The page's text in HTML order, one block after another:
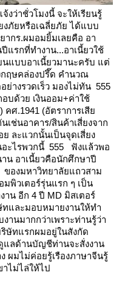
งว่าชั่วโมงนี้ จะให้เรียนรู้
งภัยหรือเฉลี่ยภั ได้แบบ
ากร.ผมอมยิ้มเลยคือ อา
แรกที่ทำงาน...อาเนี้ยวใช้
นแบบอาเนี้ยวมานะครับ แต่
ฤษคล่องปรึ๊ด คำนวณ
างรวดเร็ว มองไม่ทัน 555
บด้วย เงินออม+ค่าใช้
คศ.1941 (อัตราการเสี
เช่นอาคาร/สินค้าเสี่ยงจาก
ย ละแวกนั้นเป็นจุดเสี่ยง
อะไรพวกนี้ 555
ฟังแล้วพอ
น อาเนี้ยวคือนักศึกษาปี
ของมหาวิทยาลัยแถวสาม
วเตอร์รุ่นแรก ๆ เป็น
าน อีก 4 ปี MD มิสเตอร์
และมอบหมายงานให้ทำ
านมากกว่าเพราะท่านรู้ว่า
ษัทแรกผมอยู่ในสังกัด
แลด้านบัญชีท่านจะสั่งงาน
ผมไม่ค่อยรู้เรืองภาษาจีนรู้
าไม่ไล่ให้ไป